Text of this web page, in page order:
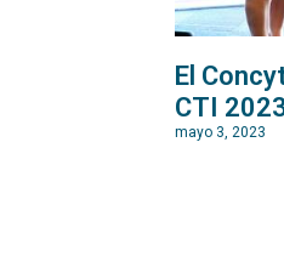
El
CTI
mayo 3, 2023